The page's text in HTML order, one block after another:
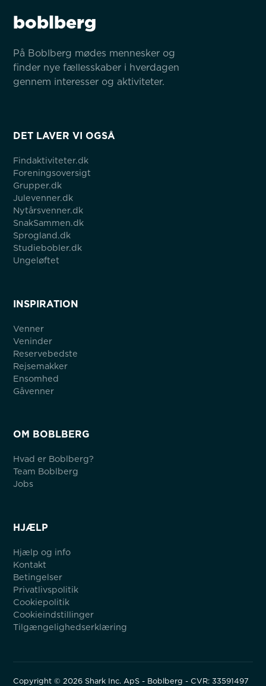
boblberg
På Boblberg mødes mennesker og
finder nye fællesskaber i hverdagen
gennem interesser og aktiviteter.
DET LAVER VI OGSÅ
Findaktiviteter.dk
Foreningsoversigt
Grupper.dk
Julevenner.dk
Nytårsvenner.dk
SnakSammen.dk
Sprogland.dk
Studiebobler.dk
Ungeløftet
INSPIRATION
Venner
Veninder
Reservebedste
Rejsemakker
Ensomhed
Gåvenner
OM BOBLBERG
Hvad er Boblberg?
Team Boblberg
Jobs
HJÆLP
Hjælp og info
Kontakt
Betingelser
Privatlivspolitik
Cookiepolitik
Cookieindstillinger
Tilgængelighedserklæring
Copyright © 2026 Shark Inc. ApS - Boblberg - CVR: 33591497